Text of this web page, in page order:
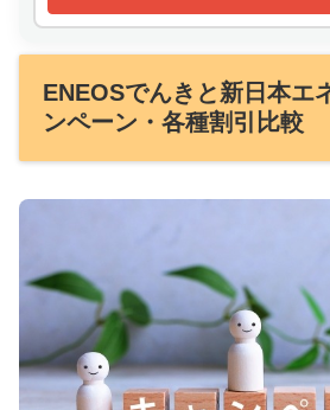
ENEOSでんきと新日本エ
ンペーン・各種割引比較